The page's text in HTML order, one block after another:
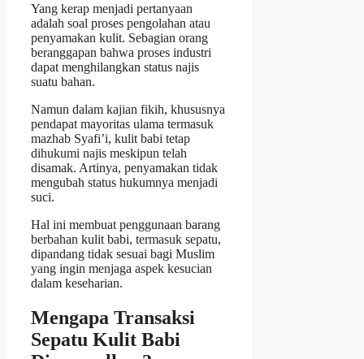
Yang kerap menjadi pertanyaan
adalah soal proses pengolahan atau
penyamakan kulit. Sebagian orang
beranggapan bahwa proses industri
dapat menghilangkan status najis
suatu bahan.
Namun dalam kajian fikih, khususnya
pendapat mayoritas ulama termasuk
mazhab Syafi’i, kulit babi tetap
dihukumi najis meskipun telah
disamak. Artinya, penyamakan tidak
mengubah status hukumnya menjadi
suci.
Hal ini membuat penggunaan barang
berbahan kulit babi, termasuk sepatu,
dipandang tidak sesuai bagi Muslim
yang ingin menjaga aspek kesucian
dalam keseharian.
Mengapa Transaksi
Sepatu Kulit Babi